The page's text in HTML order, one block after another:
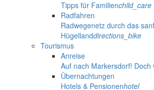
Tipps für Familienchild_care
Radfahren
Radwegenetz durch das
Hügellanddirections_bike
Tourismus
Anreise
Auf nach Markersdorf! Doch
Übernachtungen
Hotels & Pensionenhotel